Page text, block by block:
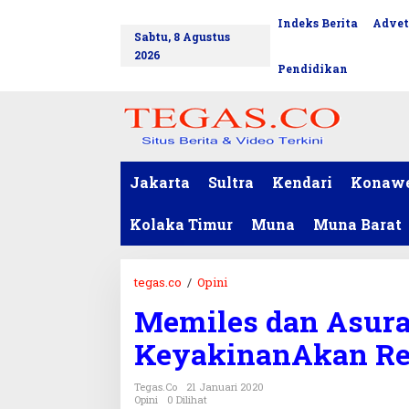
Sabtu, 8 Agustus
2026
Indeks Berita
Pendidikan
Jakarta Sultra Kendari
Kolaka Timur Muna Muna Barat
tegas.co / Opini
m
l
s
Memiles dan
KeyakinanAkan
Tegas.co
21 Januari 2020
Opini
0 Dilihat